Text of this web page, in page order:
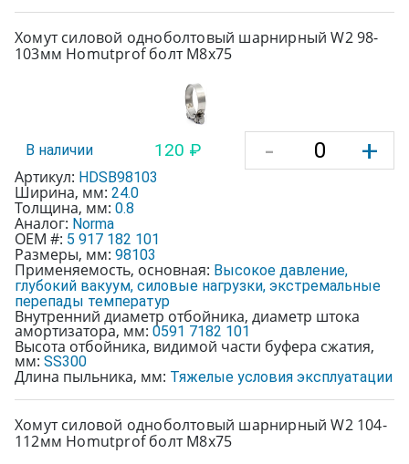
Хомут силовой одноболтовый шарнирный W2 98-
103мм Homutprof болт М8х75
В наличии 120 ₽ - +
Артикул: HDSB98103
Ширина, мм: 24.0
Толщина, мм: 0.8
Аналог: Norma
OEM #: 5 917 182 101
Размеры, мм: 98103
Применяемость, основная: Высокое давление,
глубокий вакуум, силовые нагрузки, экстремальные
перепады температур
Внутренний диаметр отбойника, диаметр штока
амортизатора, мм: 0591 7182 101
Высота отбойника, видимой части буфера сжатия,
мм: SS300
Длина пыльника, мм: Тяжелые условия эксплуатации
Хомут силовой одноболтовый шарнирный W2 104-
112мм Homutprof болт М8х75